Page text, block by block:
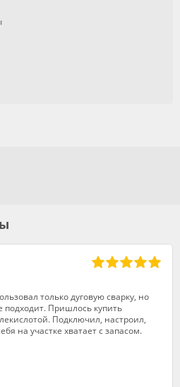
только дуговую сварку, но
подходит. Пришлось купить
Подключил, настроил,
на участке хватает с запасом.